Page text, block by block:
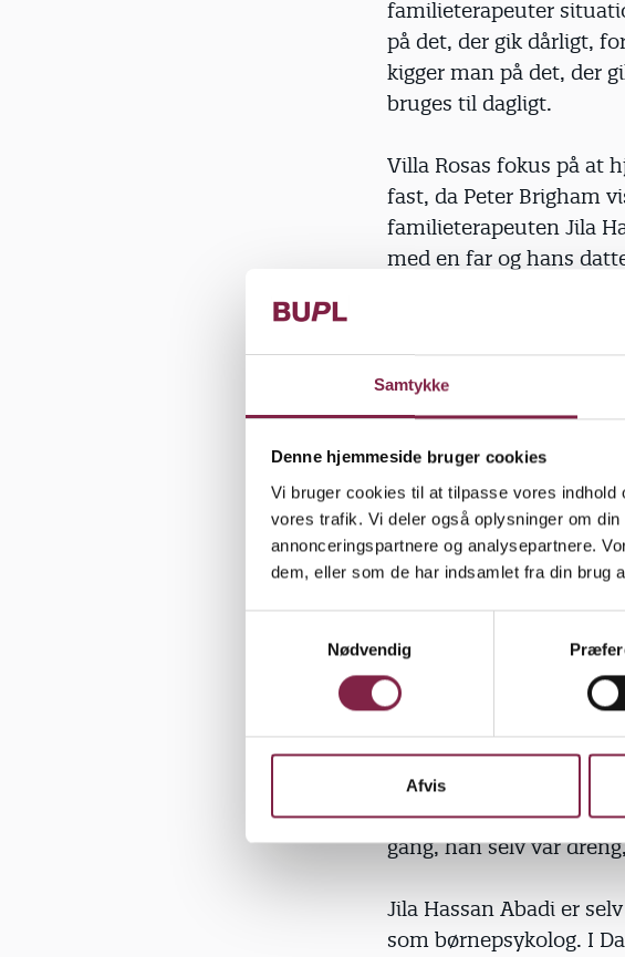
Samtykke
Denne hjemmeside bruger cookies
Vi bruger cookies til at tilpasse vores
vores trafik. Vi deler også oplysninger om
annonceringspartnere og analysepartnere.
dem, eller som de har indsamlet fra din brug
v
Nødvendig
Afvis
familieterapeuter
på det, der gik dårligt,
kigger man på det, der
bruges til dagligt.
Villa Rosas fokus på at
fast, da Peter Brigham
familieterapeuten Jila
med en far og hans
Samme morgen har
bølgerne er gået højt.
skænderiet, og faren tog
besluttede, at barnet
overtalte også faren til
De sidste par timer har
og i det hele taget
taler med hende lidt
»Faren var så glad og
gang, han selv var
Jila Hassan Abadi er
som børnepsykolog. I